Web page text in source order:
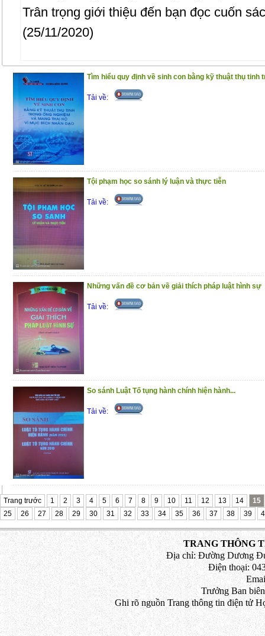
Trân trọng giới thiệu đến bạn đọc cuốn
(25/11/2020)
Tìm hiểu quy định về sinh con bằng kỹ thuật thụ tinh
Tải về:
Tội phạm học so sánh lý luận và thực tiễn
Tải về:
Những vấn đề cơ bản về giải thích pháp luật hình sự
Tải về:
So sánh Luật Tố tụng hành chính hiện hành...
Tải về:
Trang trước 1 2 3 4 5 6 7 8 9 10 11 12 13 14
15
25
26 27 28 29 30 31 32 33 34 35 36 37 38 39
TRANG THÔNG
Địa chỉ: Đường Dương
Điện thoại:
Trưởng Ban
Ghi rõ nguồn Trang thông tin điện tử